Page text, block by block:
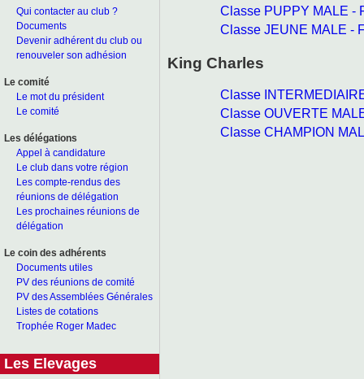
Qui contacter au club ?
Documents
Devenir adhérent du club ou
renouveler son adhésion
Le comité
Le mot du président
Le comité
Les délégations
Appel à candidature
Le club dans votre région
Les compte-rendus des
réunions de délégation
Les prochaines réunions de
délégation
Le coin des adhérents
Documents utiles
PV des réunions de comité
PV des Assemblées Générales
Listes de cotations
Trophée Roger Madec
Les Elevages
Classe PUPPY MALE -
Classe JEUNE MALE -
King Charles
Classe
Classe OUVERTE
Classe CHAMPION